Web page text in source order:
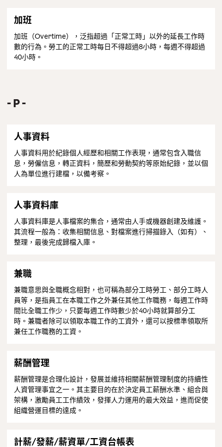
加班
加班（Overtime），泛指超過「正常工時」以外的延長工作時
數的行為。勞工的正常工時每日不得超過8小時，每週不得超過
40小時。
P
人事資料
人事資料用於紀錄個人經歷和相關工作表現，通常包含入職信
息，勞僱信息，轉正資料，簡歷和勞動契約等原始紀錄，並以個
人為單位進行建檔，以備考察。
人事資料庫
人事資料庫是人事檔案的集合，通常由人手或機器創建及維護。
其流程一般為：收集相關信息、對檔案進行掃描錄入（如有）、
整理，最後完成歸檔入庫。
兼職
兼職意思與全職概念相對，也可稱為部分工時勞工、部分工時人
員等，是指員工在本職工作之外兼任其他工作職務，每週工作時
間比全職工作少，只要每週工作時數少於40小時就算部分工
時。兼職者除可以領取本職工作的工資外，還可以按標準領取所
兼任工作職務的工資。
薪酬管理
薪酬管理是合理化設計，發展並維持相關薪酬管理制度的持續性
人資管理事宜之一。其主要目的在於決定員工薪酬水準、組合與
架構，激勵員工工作績效，發揮人力運用的最大效益，進而促使
組織營運目標的達成。
計薪/發薪/薪資單/工資台帳表